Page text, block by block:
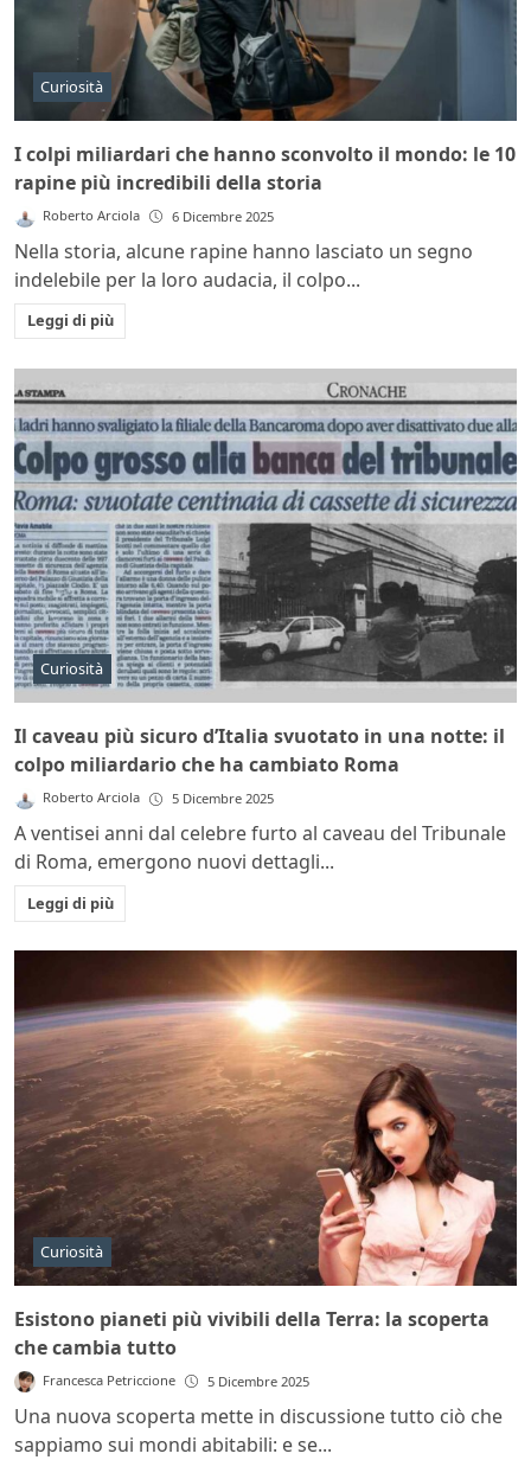
Curiosità
I colpi miliardari che hanno sconvolto il mondo: le 10
rapine più incredibili della storia
Roberto Arciola 6 Dicembre 2025
Nella storia, alcune rapine hanno lasciato un segno
indelebile per la loro audacia, il colpo...
Leggi di più
Curiosità
Il caveau più sicuro d’Italia svuotato in una notte: il
colpo miliardario che ha cambiato Roma
Roberto Arciola 5 Dicembre 2025
A ventisei anni dal celebre furto al caveau del Tribunale
di Roma, emergono nuovi dettagli...
Leggi di più
Curiosità
Esistono pianeti più vivibili della Terra: la scoperta
che cambia tutto
Francesca Petriccione 5 Dicembre 2025
Una nuova scoperta mette in discussione tutto ciò che
sappiamo sui mondi abitabili: e se...